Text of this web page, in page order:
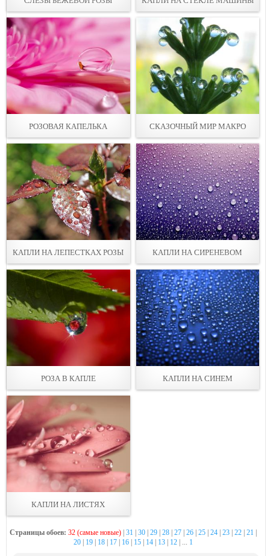
РОЗОВАЯ КАПЕЛЬКА СКАЗОЧНЫЙ МИР МАКРО
КАПЛИ НА ЛЕПЕСТКАХ РОЗЫ КАПЛИ НА СИРЕНЕВОМ
РОЗА В КАПЛЕ КАПЛИ НА СИНЕМ
КАПЛИ НА ЛИСТЯХ
Страницы обоев: 32 (самые новые)| 31 30| 29| 28| 27| 26| 25| 24| 23| 22| 21
20| 19| 18| 17| 16| 15| 14| 13| 12| ... 1